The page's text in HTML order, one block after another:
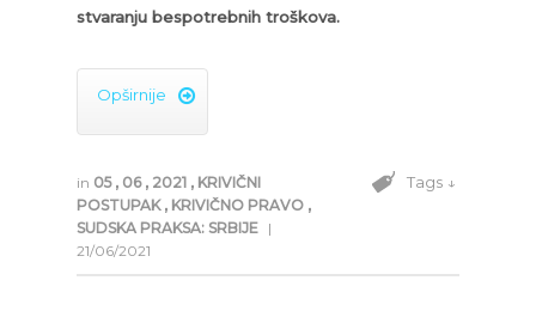
stvaranju bespotrebnih troškova.
Opširnije 
in 05 , 06 , 2021 , KRIVIČNI
POSTUPAK , KRIVIČNO PRAVO ,
SUDSKA PRAKSA: SRBIJE |
21/06/2021
Tags ↓